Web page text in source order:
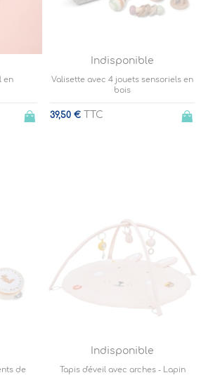
en
Indisponible
Valisette avec 4 jouets sensoriels en
bois
39,50 € TTC
de
Indisponible
Tapis d'éveil avec arches - Lapin